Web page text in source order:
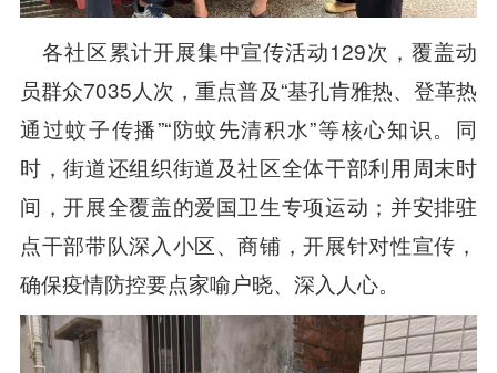
各社区累计开展集中宣传活动129次，覆盖动
员群众7035人次，重点普及“基孔肯雅热、登革热
通过蚊子传播”“防蚊先清积水”等核心知识。同
时，街道还组织街道及社区全体干部利用周末时
间，开展全覆盖的爱国卫生专项运动；并安排驻
点干部带队深入小区、商铺，开展针对性宣传，
确保疫情防控要点家喻户晓、深入人心。